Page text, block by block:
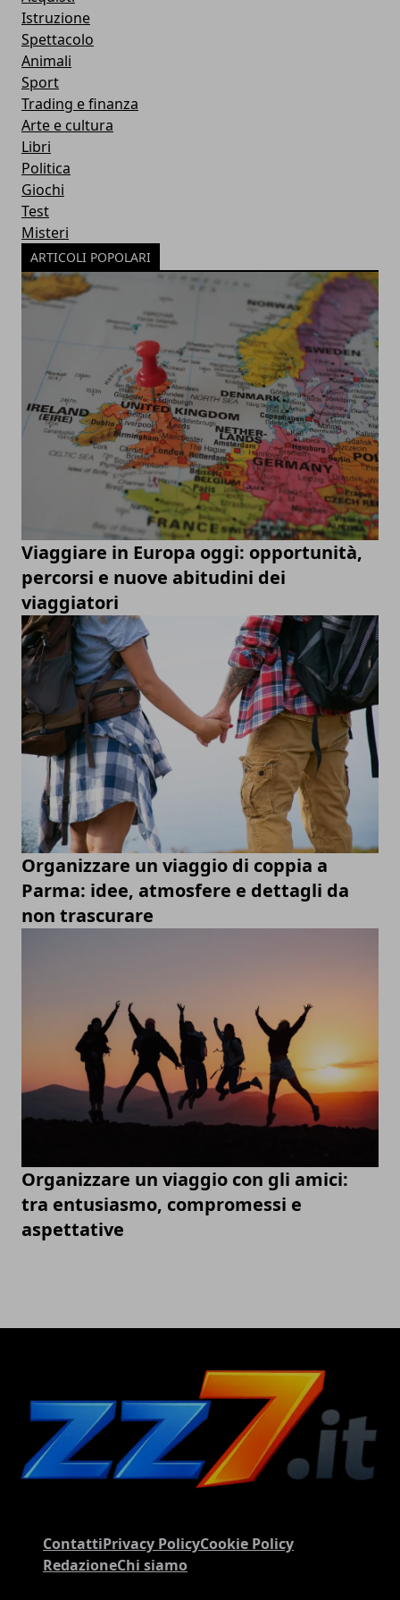
Istruzione
Spettacolo
Animali
Sport
Trading e finanza
Arte e cultura
Libri
Politica
Giochi
Test
Misteri
ARTICOLI POPOLARI
Viaggiare in Europa oggi: opportunità,
percorsi e nuove abitudini dei
viaggiatori
Organizzare un viaggio di coppia a
Parma: idee, atmosfere e dettagli da
non trascurare
Organizzare un viaggio con gli amici:
tra entusiasmo, compromessi e
aspettative
ContattiPrivacy PolicyCookie Policy
RedazioneChi siamo